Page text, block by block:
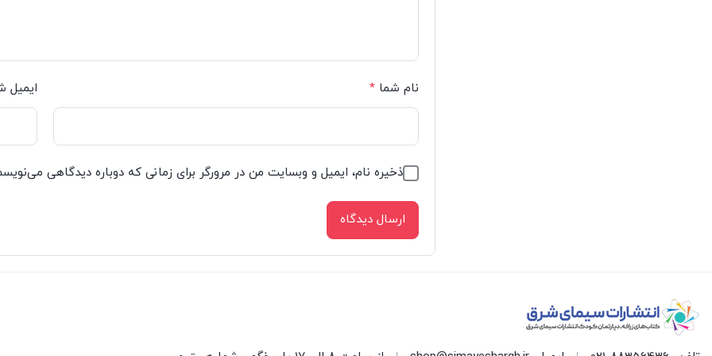
نام شما * ایمیل
ذخیره نام، ایمیل و وبسایت من در مرورگر برای زمانی که دوباره دیدگاهی